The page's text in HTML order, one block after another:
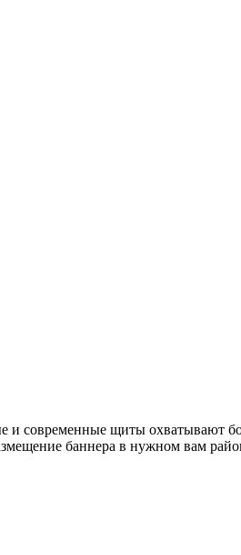
и современные щиты
баннера в нужном вам